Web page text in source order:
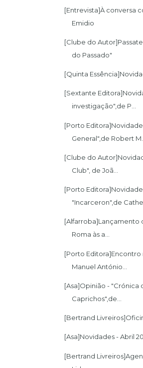
[Entrevista]À conversa
Emidio
[Clube do
do Passado"
[Quinta
[Sextante
investigação",de P...
[Porto Editora]Novidade
General",de Robert M...
[Clube do
Club", de Joã...
[Porto
"Incarceron",de
[Alfarroba]Lançamento
Roma às a...
[Porto
Manuel António...
[Asa]Opinião - "Crónica
Caprichos",de...
[Asa]Novidades - Abril
[Bertrand